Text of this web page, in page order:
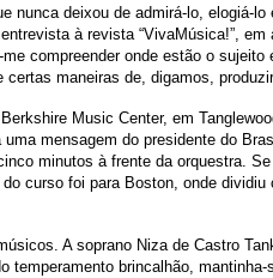
deixou de admirá-lo, elogiá-
à revista “VivaMúsica!”,
compreender onde estão o
maneiras de, digamos,
Music Center, em
mensagem do presidente do
minutos à frente da orquestra.
curso foi para Boston, onde
A soprano Niza de Castro
brincalhão,